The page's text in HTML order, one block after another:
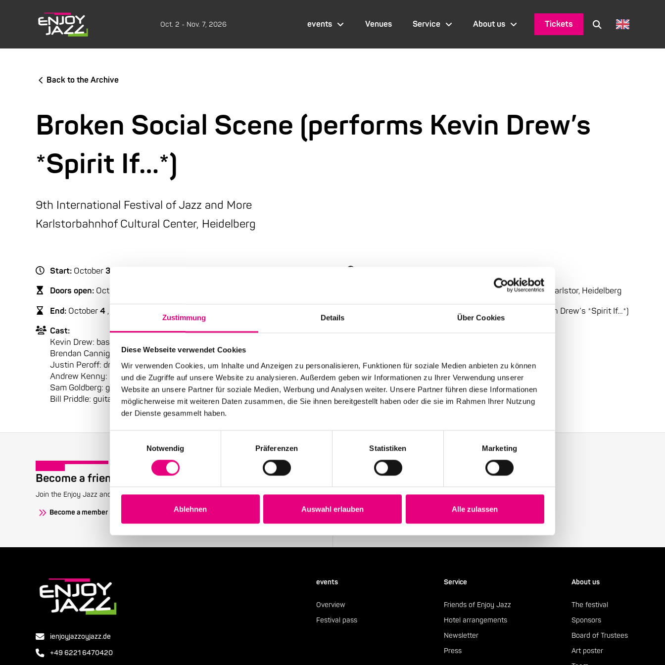
Zustimmung Details Über Cookies
Diese Webseite verwendet Cookies
Wir verwenden Cookies, um Inhalte und Anzeigen zu personalisieren, Funktionen für soziale Medien anbieten zu können
und die Zugriffe auf unsere Website zu analysieren. Außerdem geben wir Informationen zu Ihrer Verwendung unserer
Website an unsere Partner für soziale Medien, Werbung und Analysen weiter. Unsere Partner führen diese Informationen
möglicherweise mit weiteren Daten zusammen, die Sie ihnen bereitgestellt haben oder die sie im Rahmen Ihrer Nutzung
der Dienste gesammelt haben.
Notwendig
Präferenzen Statistiken Marketing
Ablehnen Auswahl erlauben Alle zulassen
Oct. 2 - Nov. 7, 2026 events Venues Service About us Tickets
Back to the Archive
Broken Social Scene (performs Kevin Drew’s
*Spirit If…*)
9th International Festival of Jazz and More
Karlstorbahnhof Cultural Center, Heidelberg
Start: October 3
Doors open: October
End: October4 , 2007 - 12:00 a.m.
Cast:
Kevin Drew: bass, vocals, keyboards
Brendan Cannigan: bass, vocals
Justin Peroff: drums, keyboards
Andrew Kenny: keyboards, guitar, vocals
Sam Goldberg: guitar
Bill Priddle: guitar
Karlstorbahnhof Cultural Center, Heidelberg:1Am
Karlstor, Heidelberg
Social Scene (performing Kevin Drew’s *Spirit If…*)
Become a friend!
Join the Enjoy Jazz and receive exclusive information about the festival.
Become a member
Stay up to date!
Receive the latest news regularly with our Enjoy Jazz.
Subscribe to our newsletter
ienjoyjazzoyjazz.de
+49 6221 6470420
events
Overview
Festival pass
Service
Friends of Enjoy Jazz
Hotel arrangements
Newsletter
Press
About us
The festival
Sponsors
Board of Trustees
Art poster